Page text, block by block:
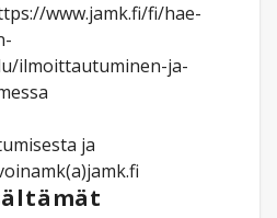
www.jamk.fi/fi/hae-
ilmoittautuminen-ja-
ja